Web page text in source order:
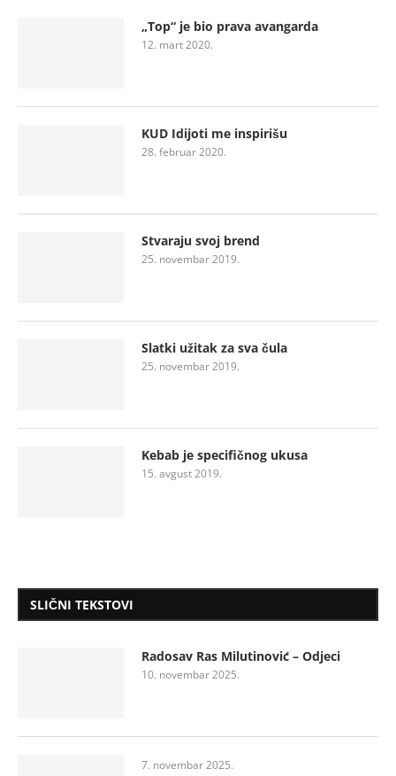
„Top“ je bio prava avangarda
12. mart 2020.
KUD Idijoti me inspirišu
28. februar 2020.
Stvaraju svoj brend
25. novembar 2019.
Slatki užitak za sva čula
25. novembar 2019.
Kebab je specifičnog ukusa
15. avgust 2019.
SLIČNI TEKSTOVI
Radosav Ras Milutinović – Odjeci
10. novembar 2025.
7. novembar 2025.